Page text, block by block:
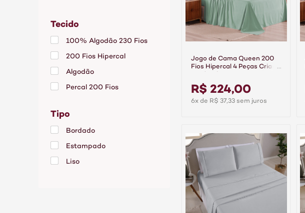
Rose
Verde
Tecido
100% Algodão 230 Fios
200 Fios Hipercal
Algodão
Percal 200 Fios
Poliéster
Tipo
Bordado
Estampado
Liso
Jogo de Cama Queen 200
Fios Hipercal 4 Peças Criarte
R$ 224,00
6x de R$ 37,33 sem juros